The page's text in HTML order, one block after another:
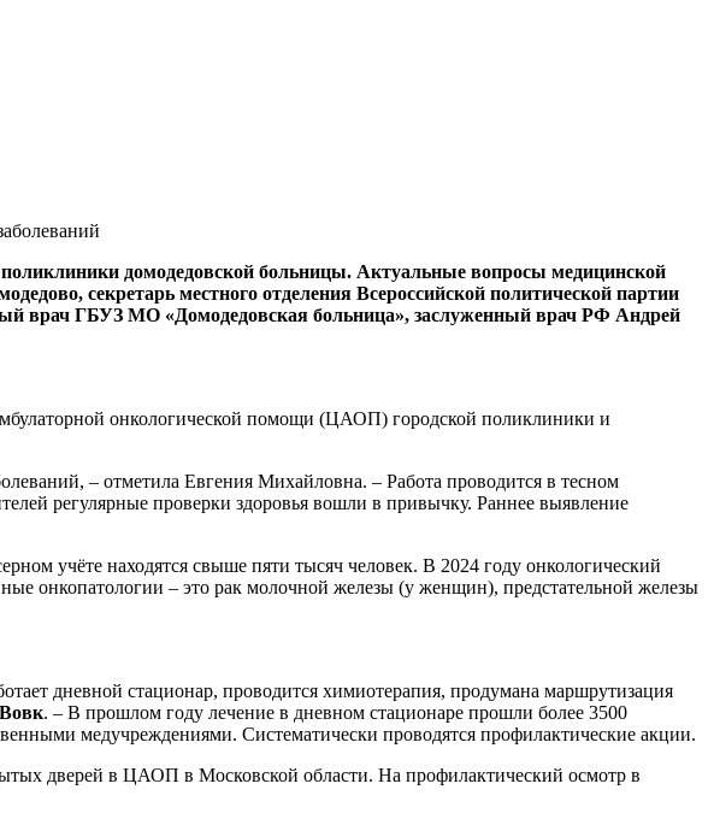
домодедовской больницы. Актуальные вопросы медицинской
секретарь местного отделения Всероссийской политической партии
врач ГБУЗ МО «Домодедовская больница», заслуженный врач РФ Андрей
онкологической помощи (ЦАОП) городской поликлиники и
– отметила Евгения Михайловна. – Работа проводится в тесном
регулярные проверки здоровья вошли в привычку. Раннее выявление
учёте находятся свыше пяти тысяч человек. В 2024 году онкологический
онкопатологии – это рак молочной железы (у женщин), предстательной железы
дневной стационар, проводится химиотерапия, продумана маршрутизация
. – В прошлом году лечение в дневном стационаре прошли более 3500
медучреждениями. Систематически проводятся профилактические акции.
дверей в ЦАОП в Московской области. На профилактический осмотр в